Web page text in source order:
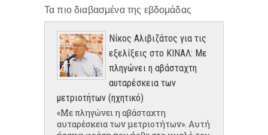
Τα πιο διαβασμένα της εβδομάδας
Νίκος Αλιβιζάτος για τις
εξελίξεις στο ΚΙΝΑΛ: Με
πληγώνει η αβάσταχτη
αυταρέσκεια των
μετριοτήτων (ηχητικό)
«Με πληγώνει η αβάσταχτη
αυταρέσκεια των μετριοτήτων». Αυτή